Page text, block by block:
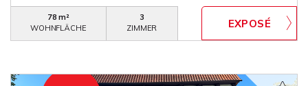
78 m²
WOHNFLÄCHE
3
ZIMMER